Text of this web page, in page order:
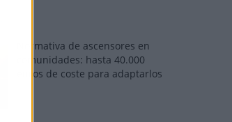
Normativa de ascensores en
comunidades: hasta 40.000
euros de coste para adaptarlos